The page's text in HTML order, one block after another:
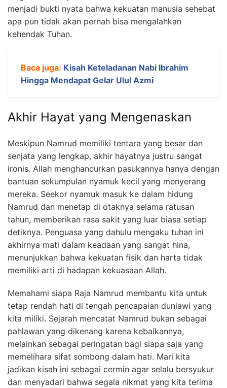
menjadi bukti nyata bahwa kekuatan manusia sehebat
apa pun tidak akan pernah bisa mengalahkan
kehendak Tuhan.
Baca juga: Kisah Keteladanan Nabi Ibrahim
Hingga Mendapat Gelar Ulul Azmi
Akhir Hayat yang Mengenaskan
Meskipun Namrud memiliki tentara yang besar dan
senjata yang lengkap, akhir hayatnya justru sangat
ironis. Allah menghancurkan pasukannya hanya dengan
bantuan sekumpulan nyamuk kecil yang menyerang
mereka. Seekor nyamuk masuk ke dalam hidung
Namrud dan menetap di otaknya selama ratusan
tahun, memberikan rasa sakit yang luar biasa setiap
detiknya. Penguasa yang dahulu mengaku tuhan ini
akhirnya mati dalam keadaan yang sangat hina,
menunjukkan bahwa kekuatan fisik dan harta tidak
memiliki arti di hadapan kekuasaan Allah.
Memahami siapa Raja Namrud membantu kita untuk
tetap rendah hati di tengah pencapaian duniawi yang
kita miliki. Sejarah mencatat Namrud bukan sebagai
pahlawan yang dikenang karena kebaikannya,
melainkan sebagai peringatan bagi siapa saja yang
memelihara sifat sombong dalam hati. Mari kita
jadikan kisah ini sebagai cermin agar selalu bersyukur
dan menyadari bahwa segala nikmat yang kita terima